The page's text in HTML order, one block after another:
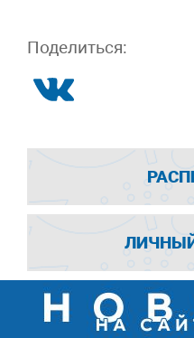
Поделиться: